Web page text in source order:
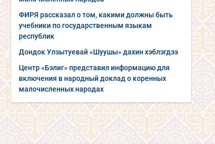
ФИРЯ рассказал о том, какими должны быть
учебники по государственным языкам
республик
Дондок Улзытуевай «Шуушы» дахин хэблэгдээ
Центр «Бэлиг» представил информацию для
включения в народный доклад о коренных
малочисленных народах